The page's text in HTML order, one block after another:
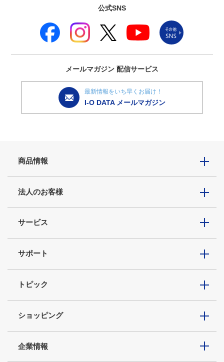
公式SNS
メールマガジン 配信サービス
最新情報をいち早くお届け！
I-O DATA メールマガジン
商品情報
法人のお客様
サービス
サポート
トピック
ショッピング
企業情報